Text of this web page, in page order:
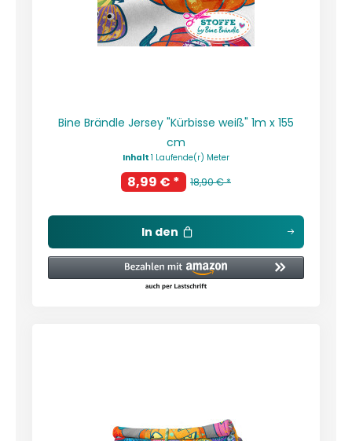
Bine Brändle Jersey "Kürbisse weiß" 1m x 155
cm
Inhalt 1 Laufende(r) Meter
18,90 € *
8,99 € *
In den